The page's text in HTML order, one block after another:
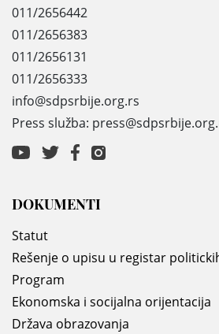
011/2656442
011/2656383
011/2656131
011/2656333
info@sdpsrbije.org.rs
Press služba:
DOKUMENTI
Statut
Rešenje o upisu u registar
Program
Ekonomska i socijalna orijentacija
Država obrazovanja